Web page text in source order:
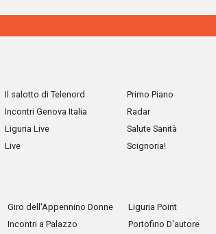
Il salotto di Telenord
Incontri Genova Italia
Liguria Live
Live
Primo Piano
Radar
Salute Sanità
Scignoria!
Giro dell'Appennino Donne
Incontri a Palazzo
Liguria Point
Portofino D'autore